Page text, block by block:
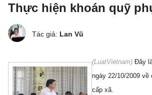
Thực hiện khoán quỹ
Tác giả: Lan Vũ
(LuatVietnam) Đây
ngày 22/10/2009
cấp xã.